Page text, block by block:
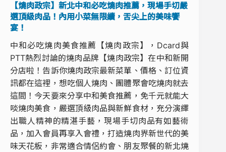
【燒肉政宗】新北中和必吃燒肉推薦，現場手切嚴
選頂級肉品！內用小菜無限續，舌尖上的美味饗
宴！
中和必吃燒肉美食推薦【燒肉政宗】，Dcard與
PTT熱烈討論的燒肉品牌【燒肉政宗】在中和新開
分店啦！告訴你燒肉政宗最新菜單、價格、訂位資
訊都在這裡，想吃個人燒肉、團體聚會吃燒肉就去
這間！今天要來分享中和美食推薦，免千元就能大
啖燒肉美食，嚴選頂級肉品與新鮮食材，充分演繹
出職人精神的精湛手藝，現場手切肉品有如藝術
品，加入會員再享入會禮，打造燒肉界新世代的美
味天花板，非常適合情侶約會、朋友聚餐的新北燒